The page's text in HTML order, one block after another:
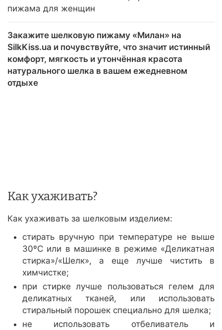
пижама для женщин
Закажите шелковую пижаму «Милан» на
SilkKiss.ua и почувствуйте, что значит истинный
комфорт, мягкость и утончённая красота
натурального шелка в вашем ежедневном
отдыхе
Как ухаживать?
Как ухаживать за шелковым изделием:
стирать вручную при температуре не выше
30ºС или в машинке в режиме «Деликатная
стирка»/«Шелк», а еще лучше чистить в
химчистке;
при стирке лучше пользоваться гелем для
деликатных тканей, или использовать
стиральный порошек специально для шелка;
не использовать отбеливатель и